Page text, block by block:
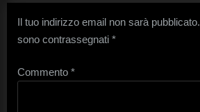
Il tuo indirizzo email non sarà pubblicato.
sono contrassegnati *
Commento *